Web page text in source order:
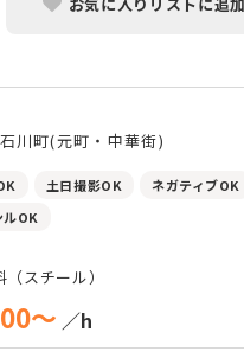
川町(元町・中華街)
土日撮影OK
ネガティブOK
ルOK
スチール）
～ ／h